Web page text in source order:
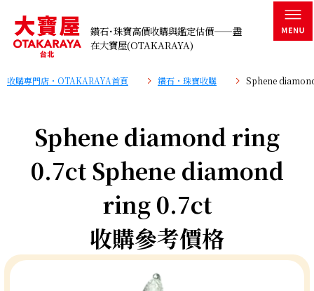
鑽石･珠寶高價收購與鑑定估價——盡
在大寶屋(OTAKARAYA)
收購專門店・OTAKARAYA首頁 鑽石・珠寶收購 Sphene
Sphene diamond ring
0.7ct Sphene diamond
ring 0.7ct
收購參考價格